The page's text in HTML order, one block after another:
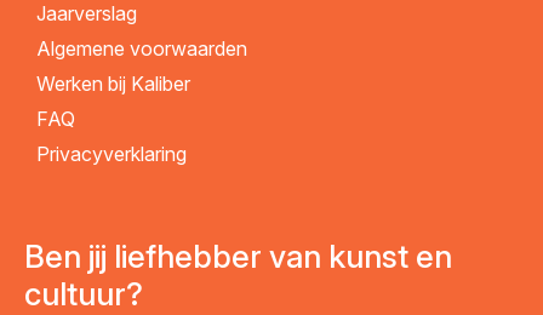
Jaarverslag
Algemene voorwaarden
Werken bij Kaliber
FAQ
Privacyverklaring
Ben jij liefhebber van kunst en
cultuur?